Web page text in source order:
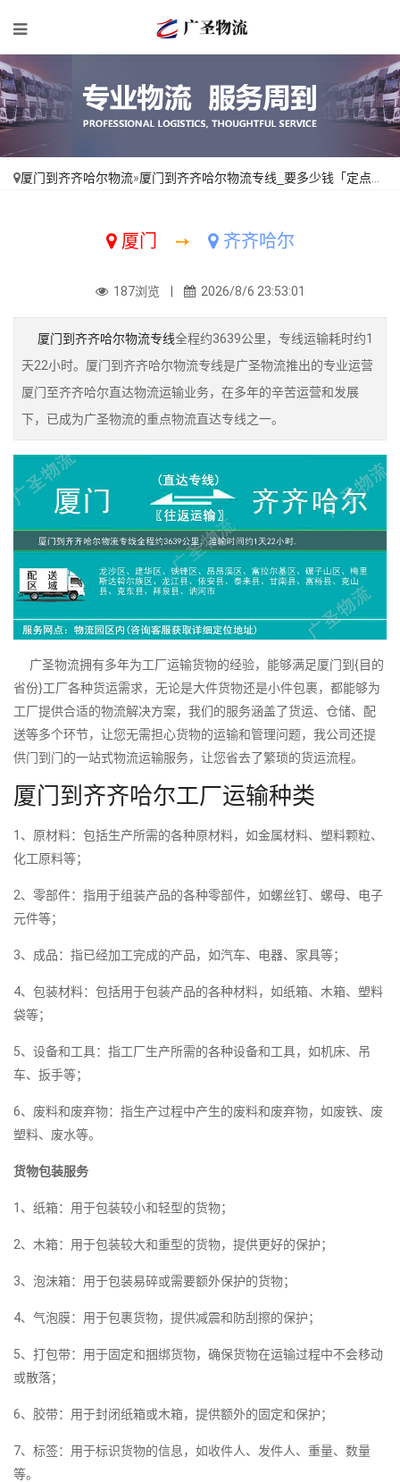
厦门到齐齐哈尔物流»厦门到齐齐哈尔物流专线_要多少钱「定点发车」
厦门 ➙ 齐齐哈尔
187浏览 | 2026/8/6 23:53:01
厦门到齐齐哈尔物流专线全程约3639公里，专线运输耗时约1
天22小时。厦门到齐齐哈尔物流专线是广圣物流推出的专业运营
厦门至齐齐哈尔直达物流运输业务，在多年的辛苦运营和发展
下，已成为广圣物流的重点物流直达专线之一。
广圣物流拥有多年为工厂运输货物的经验，能够满足厦门到{目的
省份}工厂各种货运需求，无论是大件货物还是小件包裹，都能够为
工厂提供合适的物流解决方案，我们的服务涵盖了货运、仓储、配
送等多个环节，让您无需担心货物的运输和管理问题，我公司还提
供门到门的一站式物流运输服务，让您省去了繁琐的货运流程。
厦门到齐齐哈尔工厂运输种类
1、原材料：包括生产所需的各种原材料，如金属材料、塑料颗粒、
化工原料等；
2、零部件：指用于组装产品的各种零部件，如螺丝钉、螺母、电子
元件等；
3、成品：指已经加工完成的产品，如汽车、电器、家具等；
4、包装材料：包括用于包装产品的各种材料，如纸箱、木箱、塑料
袋等；
5、设备和工具：指工厂生产所需的各种设备和工具，如机床、吊
车、扳手等；
6、废料和废弃物：指生产过程中产生的废料和废弃物，如废铁、废
塑料、废水等。
货物包装服务
1、纸箱：用于包装较小和轻型的货物；
2、木箱：用于包装较大和重型的货物，提供更好的保护；
3、泡沫箱：用于包装易碎或需要额外保护的货物；
4、气泡膜：用于包裹货物，提供减震和防刮擦的保护；
5、打包带：用于固定和捆绑货物，确保货物在运输过程中不会移动
或散落；
6、胶带：用于封闭纸箱或木箱，提供额外的固定和保护；
7、标签：用于标识货物的信息，如收件人、发件人、重量、数量
等。